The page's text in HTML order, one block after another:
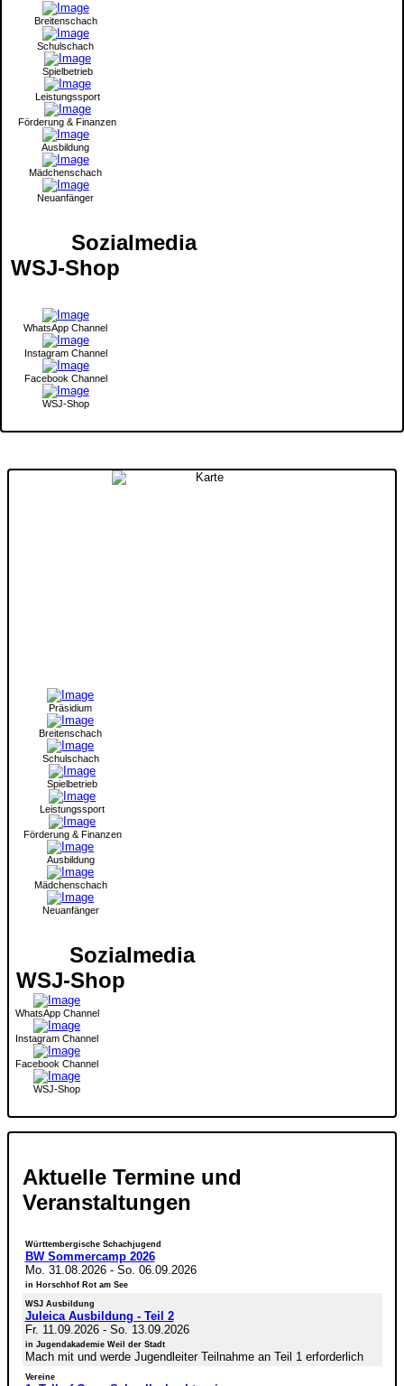
Breitenschach
Schulschach
Spielbetrieb
Leistungssport
Förderung & Finanzen
Ausbildung
Mädchenschach
Neuanfänger
Sozialmedia
WSJ-Shop
WhatsApp Channel
Instagram Channel
Facebook Channel
WSJ-Shop
Präsidium
Breitenschach
Schulschach
Spielbetrieb
Leistungssport
Förderung & Finanzen
Ausbildung
Mädchenschach
Neuanfänger
Sozialmedia
WSJ-Shop
WhatsApp Channel
Instagram Channel
Facebook Channel
WSJ-Shop
Aktuelle Termine und
Veranstaltungen
Württembergische Schachjugend
BW Sommercamp 2026
Mo. 31.08.2026- So. 06.09.2026
in Horschhof Rot am See
WSJ Ausbildung
Juleica Ausbildung - Teil 2
Fr. 11.09.2026- So. 13.09.2026
in Jugendakademie Weil der Stadt
Mach mit und werde Jugendleiter Teilnahme an Teil 1 erforderlich
Vereine